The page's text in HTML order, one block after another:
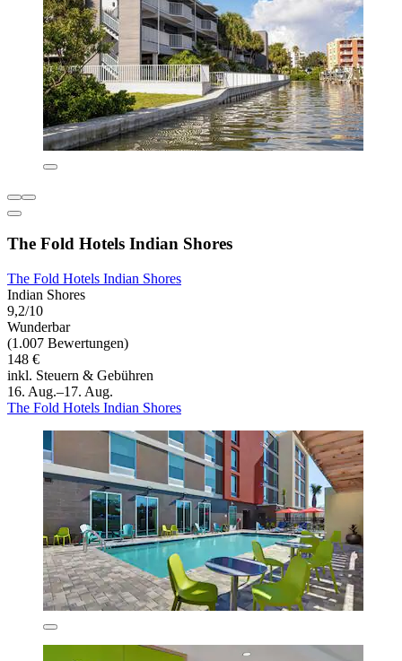
The Fold Hotels Indian Shores
The Fold Hotels Indian Shores
Indian Shores
9,2/10
Wunderbar
(1.007 Bewertungen)
148 €
inkl. Steuern & Gebühren
16. Aug.–17. Aug.
The Fold Hotels Indian Shores